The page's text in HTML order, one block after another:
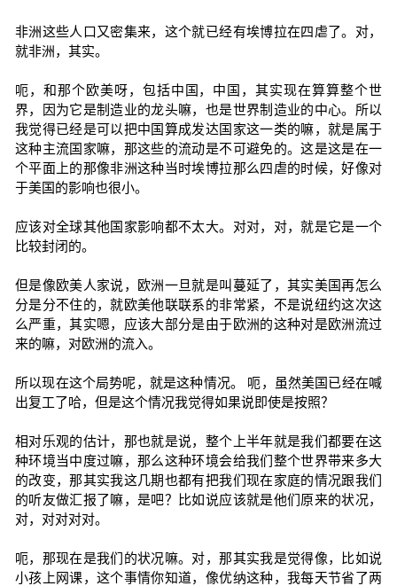
非洲这些人口又密集来，这个就已经有埃博拉在四虐了。对，
就非洲，其实。
呃，和那个欧美呀，包括中国，中国，其实现在算算整个世
界，因为它是制造业的龙头嘛，也是世界制造业的中心。所以
我觉得已经是可以把中国算成发达国家这一类的嘛，就是属于
这种主流国家嘛，那这些的流动是不可避免的。这是这是在一
个平面上的那像非洲这种当时埃博拉那么四虐的时候，好像对
于美国的影响也很小。
应该对全球其他国家影响都不太大。对对，对，就是它是一个
比较封闭的。
但是像欧美人家说，欧洲一旦就是叫蔓延了，其实美国再怎么
分是分不住的，就欧美他联联系的非常紧，不是说纽约这次这
么严重，其实嗯，应该大部分是由于欧洲的这种对是欧洲流过
来的嘛，对欧洲的流入。
所以现在这个局势呢，就是这种情况。 呃，虽然美国已经在喊
出复工了哈，但是这个情况我觉得如果说即使是按照？
相对乐观的估计，那也就是说，整个上半年就是我们都要在这
种环境当中度过嘛，那么这种环境会给我们整个世界带来多大
的改变，那其实我这几期也都有把我们现在家庭的情况跟我们
的听友做汇报了嘛，是吧？比如说应该就是他们原来的状况，
对，对对对对。
呃，那现在是我们的状况嘛。对，那其实我是觉得像，比如说
小孩上网课，这个事情你知道，像优纳这种，我每天节省了两